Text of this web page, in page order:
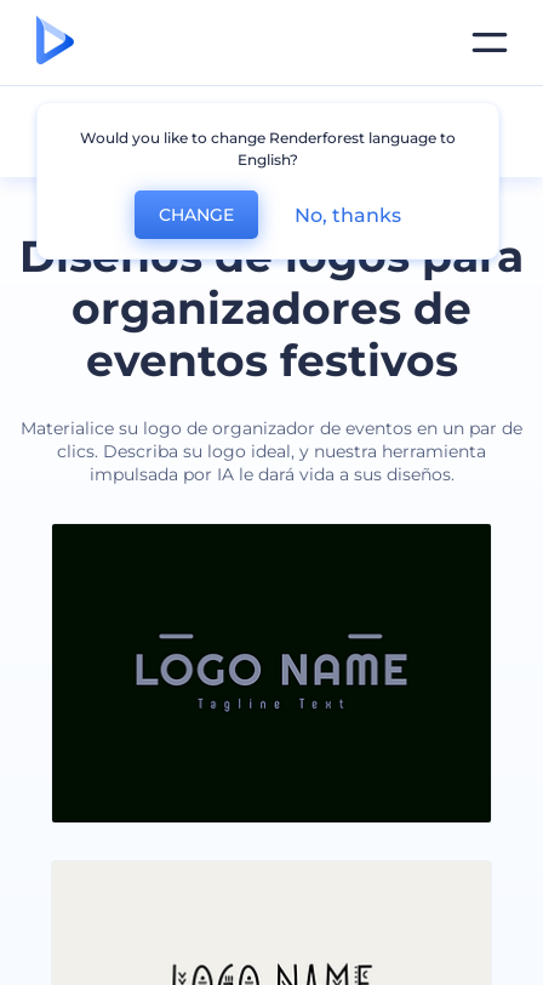
Diseños de logos para
organizadores de
eventos festivos
Materialice su logo de organizador de eventos en un par de
clics. Describa su logo ideal, y nuestra herramienta
impulsada por IA le dará vida a sus diseños.
Organizador de eventos
Would you like to change Renderforest language to
English?
CHANGE No, thanks